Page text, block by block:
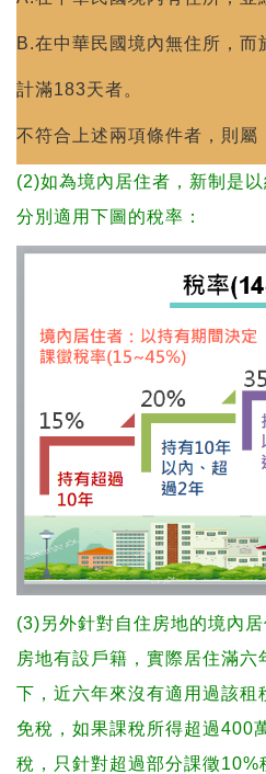
B.在中華民國境內無住所，
計滿183天者。
不符合上述兩項條件者，則屬
(2)如為境內居住者，新制是
分別適用下圖的稅率：
(3)另外針對自住房地的境內
房地有設戶籍，實際居住滿六
下，近六年來沒有適用過該租
免稅，如果課稅所得超過400
稅，只針對超過部分課徵10%